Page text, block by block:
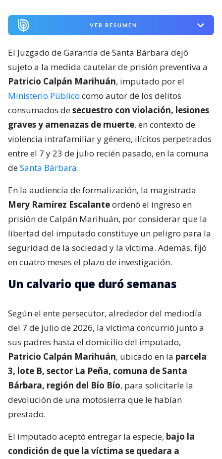
VER RESUMEN
El Juzgado de Garantía de Santa Bárbara dejó
sujeto a la medida cautelar de prisión preventiva a
Patricio Calpán Marihuán, imputado por el
Ministerio Público como autor de los delitos
consumados desecuestro con violación, lesiones
graves y amenazas de muerte, en contexto de
violencia intrafamiliar y género, ilícitos perpetrados
entre el 7 y 23 de julio recién pasado, en la comuna
deSanta Bárbara.
En la audiencia de formalización, la magistrada
Mery Ramírez Escalanteordenó el ingreso en
prisión de Calpán Marihuán, por considerar que la
libertad del imputado constituye un peligro para la
seguridad de la sociedad y la víctima. Además, fijó
en cuatro meses el plazo de investigación.
Un calvario que duró semanas
Según el ente persecutor, alrededor del mediodía
del 7 de julio de 2026, la víctima concurrió junto a
sus padres hasta el domicilio del imputado,
Patricio Calpán Marihuán, ubicado en la parcela
3, lote B, sector La Peña, comuna de Santa
Bárbara, región del Bío Bío, para solicitarle la
devolución de una motosierra que le habían
prestado.
El imputado aceptó entregar la especie, bajo la
condición de que la víctima se quedara a